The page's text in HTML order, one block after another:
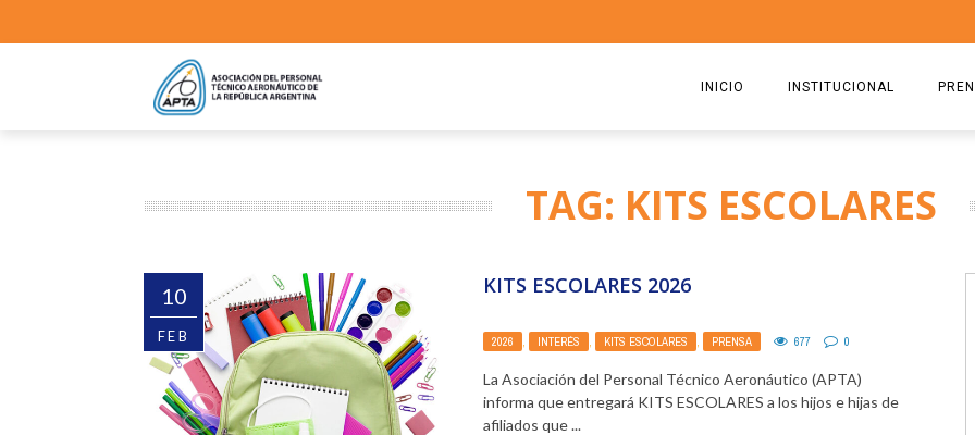
INICIO INSTITUCIONAL
ESTATUTO
TAG: KITS ESCOLARES
10
FEB
KITS ESCOLARES 2026
2026 INTERÉS KITS ESCOLARES PRENSA 677 0
La Asociación del Personal Técnico Aeronáutico (APTA)
informa que entregará KITS ESCOLARES a los hijos e hijas de
afiliados que ...